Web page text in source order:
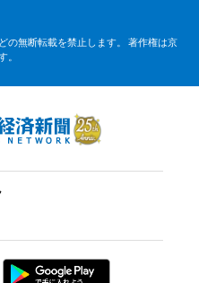
の無断転載を禁止します。 著作権は京
。